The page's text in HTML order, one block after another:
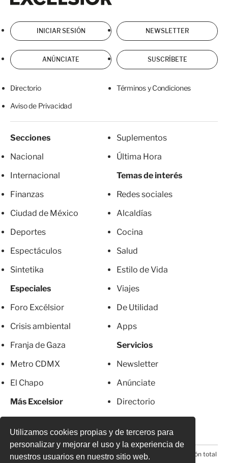
Utilizamos cookies propias y de terceros para
personalizar y mejorar el uso y la experiencia de
nuestros usuarios en nuestro sitio web.
INICIAR SESIÓN NEWSLETTER
ANÚNCIATE SUSCRÍBETE
Directorio Términos y Condiciones
Aviso de Privacidad
Secciones
Nacional
Internacional
Finanzas
Ciudad de México
Deportes
Espectáculos
Sintetika
Especiales
Foro Excélsior
Crisis ambiental
Franja de Gaza
Metro CDMX
El Chapo
Más Excelsior
Suplementos
Última Hora
Temas de interés
Redes sociales
Alcaldías
Cocina
Salud
Estilo de Vida
Viajes
De Utilidad
Apps
Servicios
Newsletter
Anúnciate
Directorio
© 2026 Todos los derechos reservados. Prohibida la reproducción total